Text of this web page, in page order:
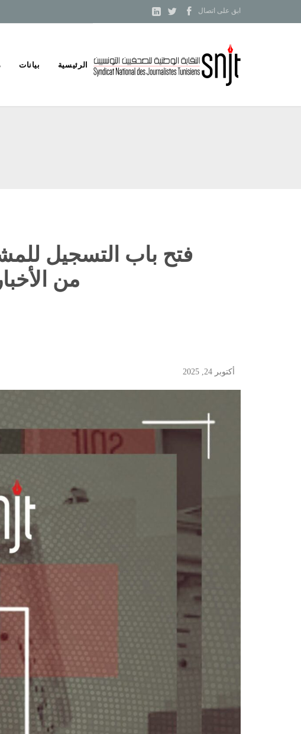
ابق على اتصال 


Skip
to
content
الرئيسية بيانات
فتح باب التسجيل
من
أكتوبر 24, 2025